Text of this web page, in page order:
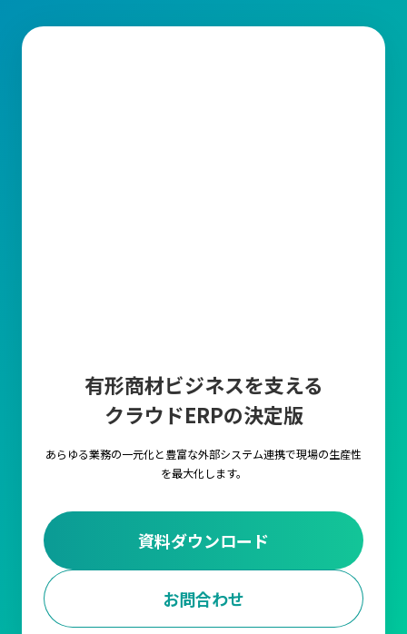
有形商材ビジネスを支える
クラウドERPの決定版
あらゆる業務の一元化と豊富な外部システム連携で現場の生産性
を最大化します。
資料ダウンロード
お問合わせ